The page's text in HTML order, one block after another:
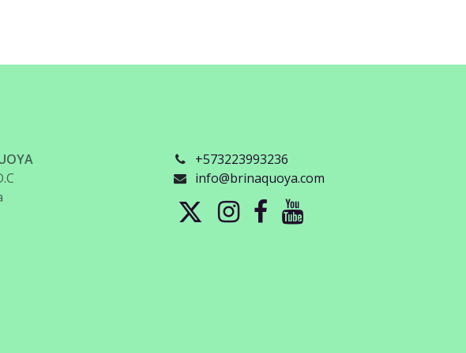
+573223993236
info@brinaquoya.com